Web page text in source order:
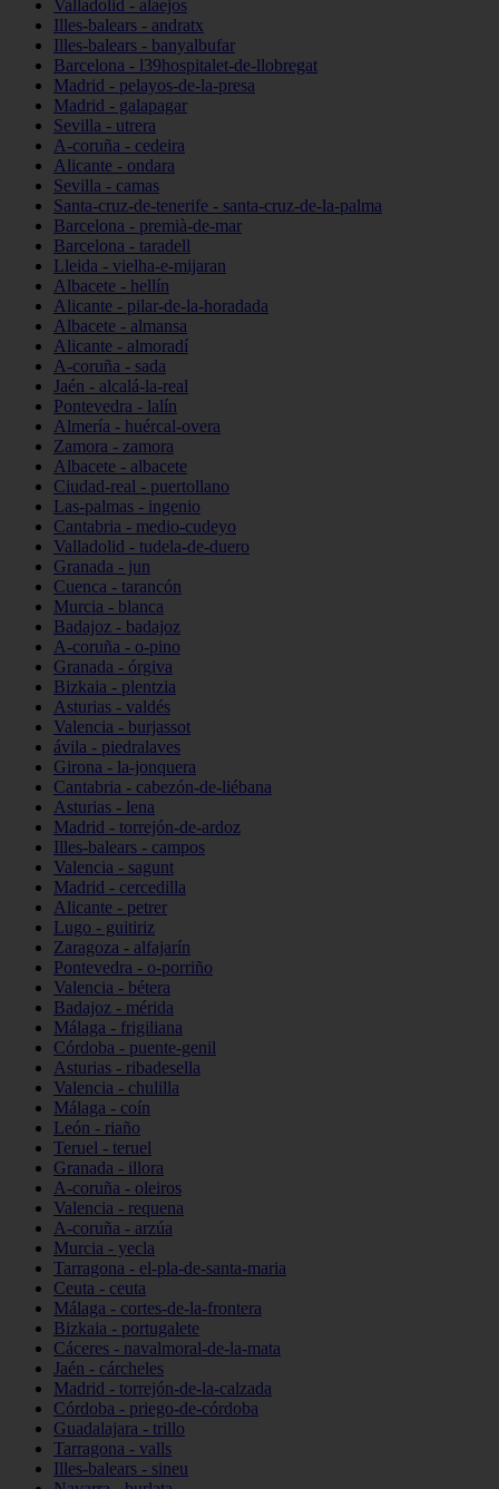
Valladolid - alaejos
Illes-balears - andratx
Illes-balears - banyalbufar
Barcelona - l39hospitalet-de-llobregat
Madrid - pelayos-de-la-presa
Madrid - galapagar
Sevilla - utrera
A-coruña - cedeira
Alicante - ondara
Sevilla - camas
Santa-cruz-de-tenerife - santa-cruz-de-la-palma
Barcelona - premià-de-mar
Barcelona - taradell
Lleida - vielha-e-mijaran
Albacete - hellín
Alicante - pilar-de-la-horadada
Albacete - almansa
Alicante - almoradí
A-coruña - sada
Jaén - alcalá-la-real
Pontevedra - lalín
Almería - huércal-overa
Zamora - zamora
Albacete - albacete
Ciudad-real - puertollano
Las-palmas - ingenio
Cantabria - medio-cudeyo
Valladolid - tudela-de-duero
Granada - jun
Cuenca - tarancón
Murcia - blanca
Badajoz - badajoz
A-coruña - o-pino
Granada - órgiva
Bizkaia - plentzia
Asturias - valdés
Valencia - burjassot
ávila - piedralaves
Girona - la-jonquera
Cantabria - cabezón-de-liébana
Asturias - lena
Madrid - torrejón-de-ardoz
Illes-balears - campos
Valencia - sagunt
Madrid - cercedilla
Alicante - petrer
Lugo - guitiriz
Zaragoza - alfajarín
Pontevedra - o-porriño
Valencia - bétera
Badajoz - mérida
Málaga - frigiliana
Córdoba - puente-genil
Asturias - ribadesella
Valencia - chulilla
Málaga - coín
León - riaño
Teruel - teruel
Granada - illora
A-coruña - oleiros
Valencia - requena
A-coruña - arzúa
Murcia - yecla
Tarragona - el-pla-de-santa-maria
Ceuta - ceuta
Málaga - cortes-de-la-frontera
Bizkaia - portugalete
Cáceres - navalmoral-de-la-mata
Jaén - cárcheles
Madrid - torrejón-de-la-calzada
Córdoba - priego-de-córdoba
Guadalajara - trillo
Tarragona - valls
Illes-balears - sineu